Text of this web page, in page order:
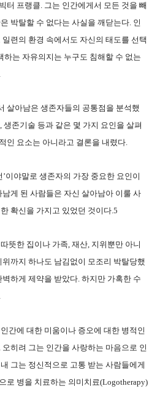
터 프랭클. 그는 인간에게서 모든 것을 빼
박탈할 수 없다는 사실을 깨닫는다. 인
련의 환경 속에서도 자신의 태도를 선택
하는 자유의지는 누구도 침해할 수 없는
살아남은 생존자들의 공통점을 분석했
생존기술 등과 같은 몇 가지 요인을 살펴
인 요소는 아니라고 결론을 내렸다.
이야말로 생존자의 가장 중요한 요인이
게 된 사람들은 자신 살아남아 이룰 사
확신을 가지고 있었던 것이다.5
뜻한 집이나 가족, 재산, 지위뿐만 아니
까지 하나도 남김없이 모조리 박탈당했
하게 제약을 받았다. 하지만 가혹한 수
간에 대한 미움이나 증오에 대한 병적인
히려 그는 인간을 사랑하는 마음으로 인
그는 정신적으로 고통 받는 사람들에게
로 병을 치료하는 의미치료(Logotherapy)